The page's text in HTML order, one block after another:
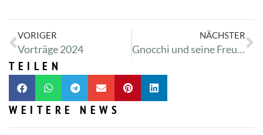
VORIGER
Vorträge 2024
NÄCHSTER
Gnocchi und seine Freunde
TEILEN
WEITERE NEWS